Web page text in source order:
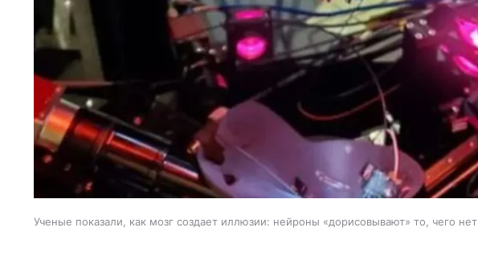
Ученые показали, как мозг создает иллюзии: нейроны «дорисовывают» то, чего нет